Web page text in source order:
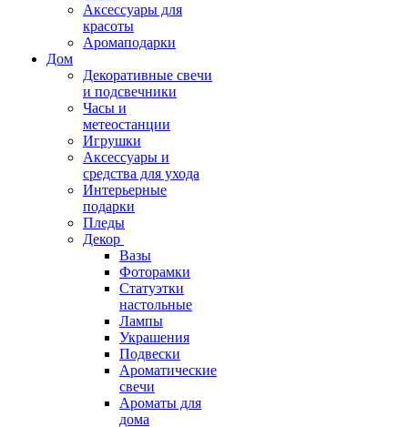
Аксессуары для
красоты
Аромаподарки
Дом
Декоративные свечи
и подсвечники
Часы и
метеостанции
Игрушки
Аксессуары и
средства для ухода
Интерьерные
подарки
Пледы
Декор
Вазы
Фоторамки
Статуэтки
настольные
Лампы
Украшения
Подвески
Ароматические
свечи
Ароматы для
дома